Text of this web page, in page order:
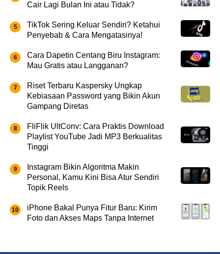
Cair Lagi Bulan Ini atau Tidak?
TikTok Sering Keluar Sendiri? Ketahui
Penyebab & Cara Mengatasinya!
Cara Dapetin Centang Biru Instagram:
Mau Gratis atau Langganan?
Riset Terbaru Kaspersky Ungkap
Kebiasaan Password yang Bikin Akun
Gampang Diretas
FliFlik UltConv: Cara Praktis Download
Playlist YouTube Jadi MP3 Berkualitas
Tinggi
Instagram Bikin Algoritma Makin
Personal, Kamu Kini Bisa Atur Sendiri
Topik Reels
iPhone Bakal Punya Fitur Baru: Kirim
Foto dan Akses Maps Tanpa Internet